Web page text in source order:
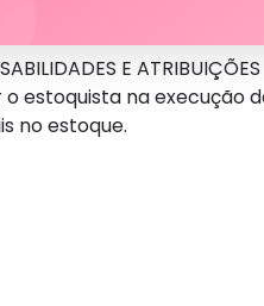
E ATRIBUIÇÕES
o estoquista na execução
no estoque.